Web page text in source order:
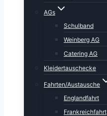
AGs
Schulband
Weinberg AG
Catering AG
Kleidertauschecke
Fahrten/Austausche
Englandfahrt
Frankreichfahrt